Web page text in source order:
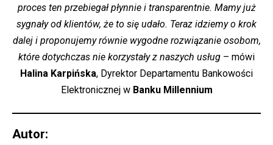
proces ten przebiegał płynnie i transparentnie. Mamy już
sygnały od klientów, że to się udało. Teraz idziemy o krok
dalej i proponujemy równie wygodne rozwiązanie osobom,
które dotychczas nie korzystały z naszych usług – mówi
Halina Karpińska, Dyrektor Departamentu Bankowości
Elektronicznej w Banku Millennium
Autor: